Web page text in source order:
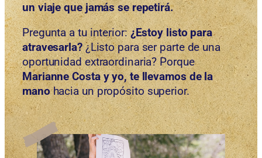
un viaje que jamás se repetirá.
Pregunta a tu interior:¿Estoy listo para
atravesarla?¿Listo para ser parte de una
oportunidad extraordinaria? Porque
Marianne Costa y yo, te llevamos de la
manohacia un propósito superior.